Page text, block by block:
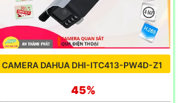
CAMERA DAHUA DHI-ITC413-PW4D-Z1
45%